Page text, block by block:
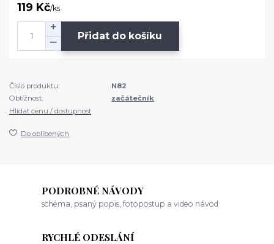
119 Kč/ks
Přidat do košíku
Číslo produktu:
N82
Obtížnost:
začátečník
Hlídat cenu / dostupnost
Do oblíbených
PODROBNÉ NÁVODY
schéma, psaný popis, fotopostup a video návod
RYCHLÉ ODESLÁNÍ